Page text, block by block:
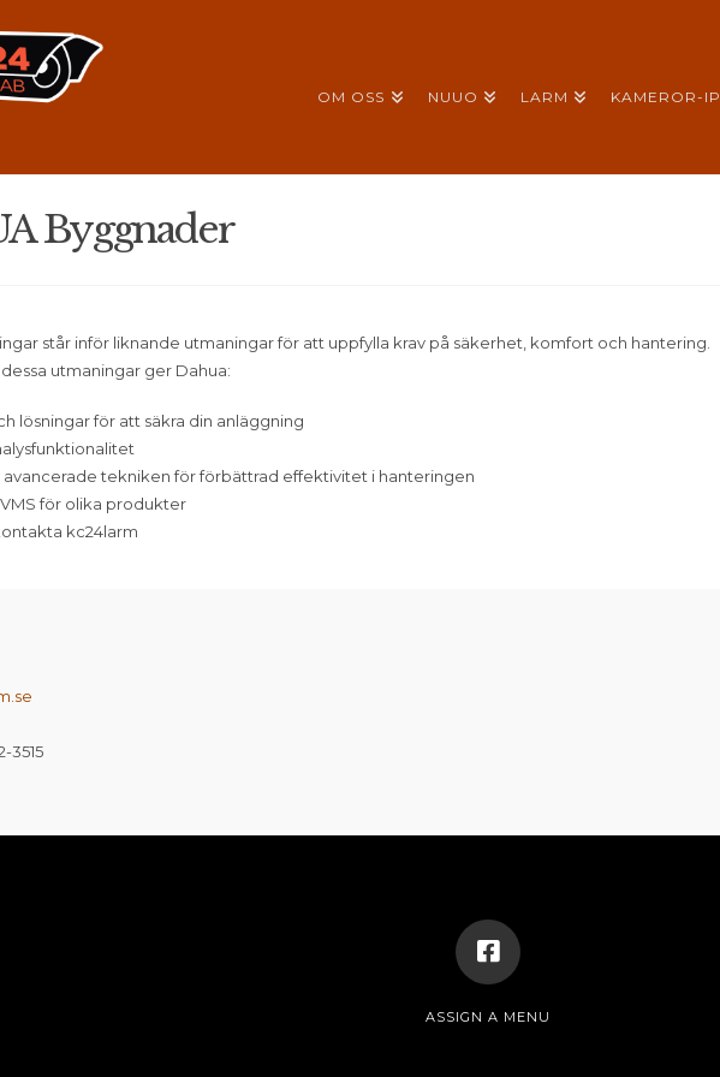
OM OSS NUUO LARM KAMEROR-IP
Byggnader
står inför liknande utmaningar för att uppfylla krav på säkerhet, komfort och hantering.
utmaningar ger Dahua:
lösningar för att säkra din anläggning
avancerade tekniken för förbättrad effektivitet i hanteringen
VMS för olika produkter
kc24larm
3515
ASSIGN A MENU